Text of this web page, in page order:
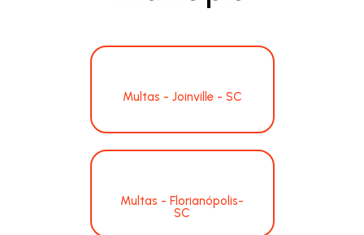
Multas - Joinville - SC
Multas - Florianópolis-
SC